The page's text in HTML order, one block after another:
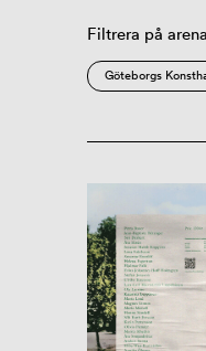
Filtrera på arena
Göteborgs